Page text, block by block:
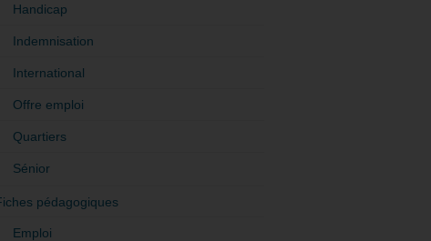
Handicap
Indemnisation
International
Offre emploi
Quartiers
Sénior
pédagogiques
Emploi